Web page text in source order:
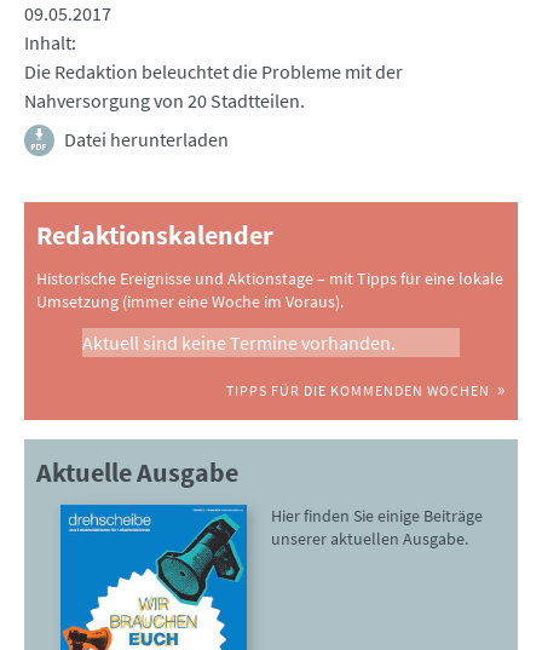
09.05.2017
Inhalt
Die Redaktion beleuchtet die Probleme mit der
Nahversorgung von 20 Stadtteilen.
Datei herunterladen
Redaktionskalender
Historische Ereignisse und Aktionstage – mit Tipps für eine lokale
Umsetzung (immer eine Woche im Voraus).
Aktuell sind keine Termine vorhanden.
TIPPS FÜR DIE KOMMENDEN WOCHEN
Aktuelle Ausgabe
Hier finden Sie einige Beiträge
unserer aktuellen Ausgabe.